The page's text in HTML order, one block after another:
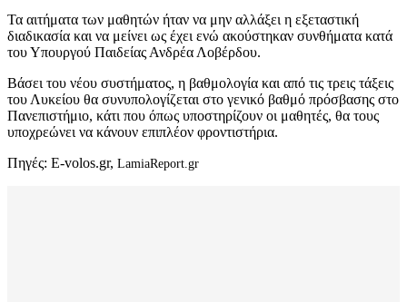
Τα αιτήματα των μαθητών ήταν να μην αλλάξει η εξεταστική
διαδικασία και να μείνει ως έχει ενώ ακούστηκαν συνθήματα κατά
του Υπουργού Παιδείας Ανδρέα Λοβέρδου.
Βάσει του νέου συστήματος, η βαθμολογία και από τις τρεις τάξεις
του Λυκείου θα συνυπολογίζεται στο γενικό βαθμό πρόσβασης στο
Πανεπιστήμιο, κάτι που όπως υποστηρίζουν οι μαθητές, θα τους
υποχρεώνει να κάνουν επιπλέον φροντιστήρια.
Πηγές: E-volos.gr, LamiaReport.gr